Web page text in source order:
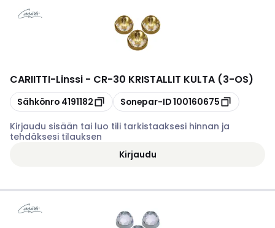
CARIITTI-Linssi - CR-30 KRISTALLIT KULTA (3-OS)
Kopioi
Sähkönro 4191182 Kopioi
Sonepar-ID100160675
Kirjaudu sisään tai luo tili tarkistaaksesi hinnan ja
tehdäksesi tilauksen
Kirjaudu